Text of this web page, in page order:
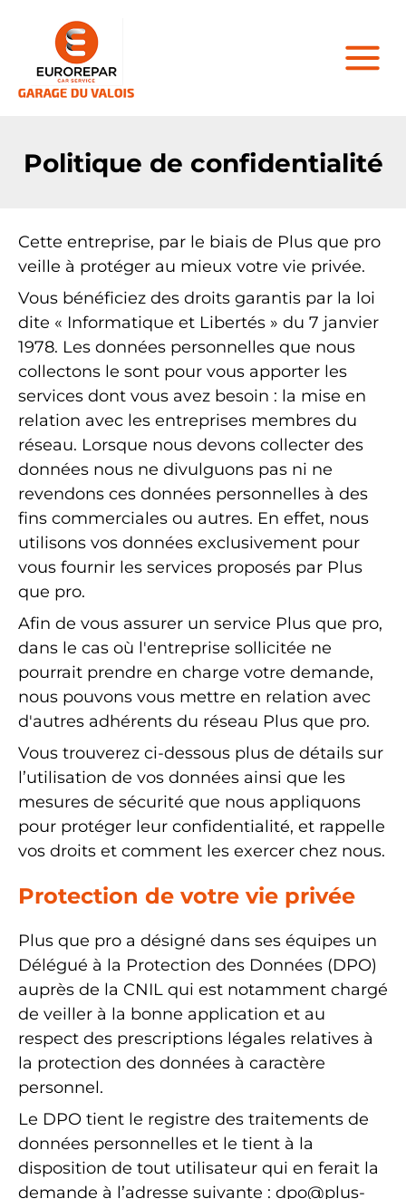
Politique de confidentialité
Cette entreprise, par le biais de Plus que pro
veille à protéger au mieux votre vie privée.
Vous bénéficiez des droits garantis par la loi
dite « Informatique et Libertés » du 7 janvier
1978. Les données personnelles que nous
collectons le sont pour vous apporter les
services dont vous avez besoin : la mise en
relation avec les entreprises membres du
réseau. Lorsque nous devons collecter des
données nous ne divulguons pas ni ne
revendons ces données personnelles à des
fins commerciales ou autres. En effet, nous
utilisons vos données exclusivement pour
vous fournir les services proposés par Plus
que pro.
Afin de vous assurer un service Plus que pro,
dans le cas où l'entreprise sollicitée ne
pourrait prendre en charge votre demande,
nous pouvons vous mettre en relation avec
d'autres adhérents du réseau Plus que pro.
Vous trouverez ci-dessous plus de détails sur
l’utilisation de vos données ainsi que les
mesures de sécurité que nous appliquons
pour protéger leur confidentialité, et rappelle
vos droits et comment les exercer chez nous.
Protection de votre vie privée
Plus que pro a désigné dans ses équipes un
Délégué à la Protection des Données (DPO)
auprès de la CNIL qui est notamment chargé
de veiller à la bonne application et au
respect des prescriptions légales relatives à
la protection des données à caractère
personnel.
Le DPO tient le registre des traitements de
données personnelles et le tient à la
disposition de tout utilisateur qui en ferait la
demande à l’adresse suivante : dpo@plus-